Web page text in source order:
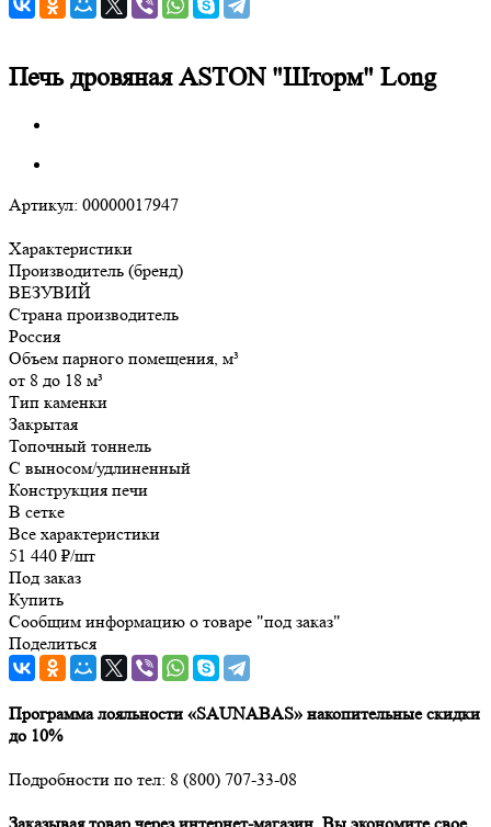
Печь дровяная ASTON "Шторм" Long
Артикул: 00000017947
Характеристики
Производитель (бренд)
ВЕЗУВИЙ
Страна производитель
Россия
Объем парного помещения, м³
от 8 до 18 м³
Тип каменки
Закрытая
Топочный тоннель
С выносом/удлиненный
Конструкция печи
В сетке
Все характеристики
51 440 ₽/шт
Под заказ
Купить
Сообщим информацию о товаре "под заказ"
Поделиться
Программа лояльности «SAUNABAS» накопительные скидки
до 10%
Подробности по тел: 8 (800) 707-33-08